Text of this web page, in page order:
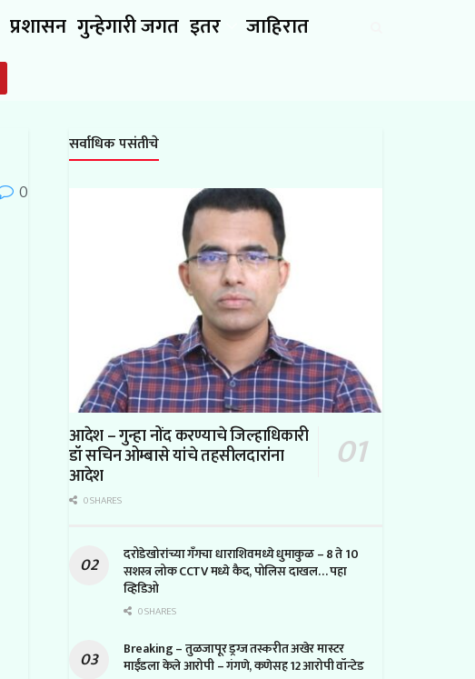
प्रशासन गुन्हेगारी जगत इतर जाहिरात
0
सर्वाधिक पसंतीचे
आदेश – गुन्हा नोंद करण्याचे जिल्हाधिकारी
डॉ सचिन ओम्बासे यांचे तहसीलदारांना
आदेश
0 SHARES
दरोडेखोरांच्या गँगचा धाराशिवमध्ये धुमाकुळ – 8 ते 10
सशस्त्र लोक CCTV मध्ये कैद, पोलिस दाखल… पहा
व्हिडिओ
0 SHARES
Breaking – तुळजापूर ड्रग्ज तस्करीत अखेर मास्टर
माईंडला केले आरोपी – गंगणे, कणेसह 12 आरोपी वॉन्टेड